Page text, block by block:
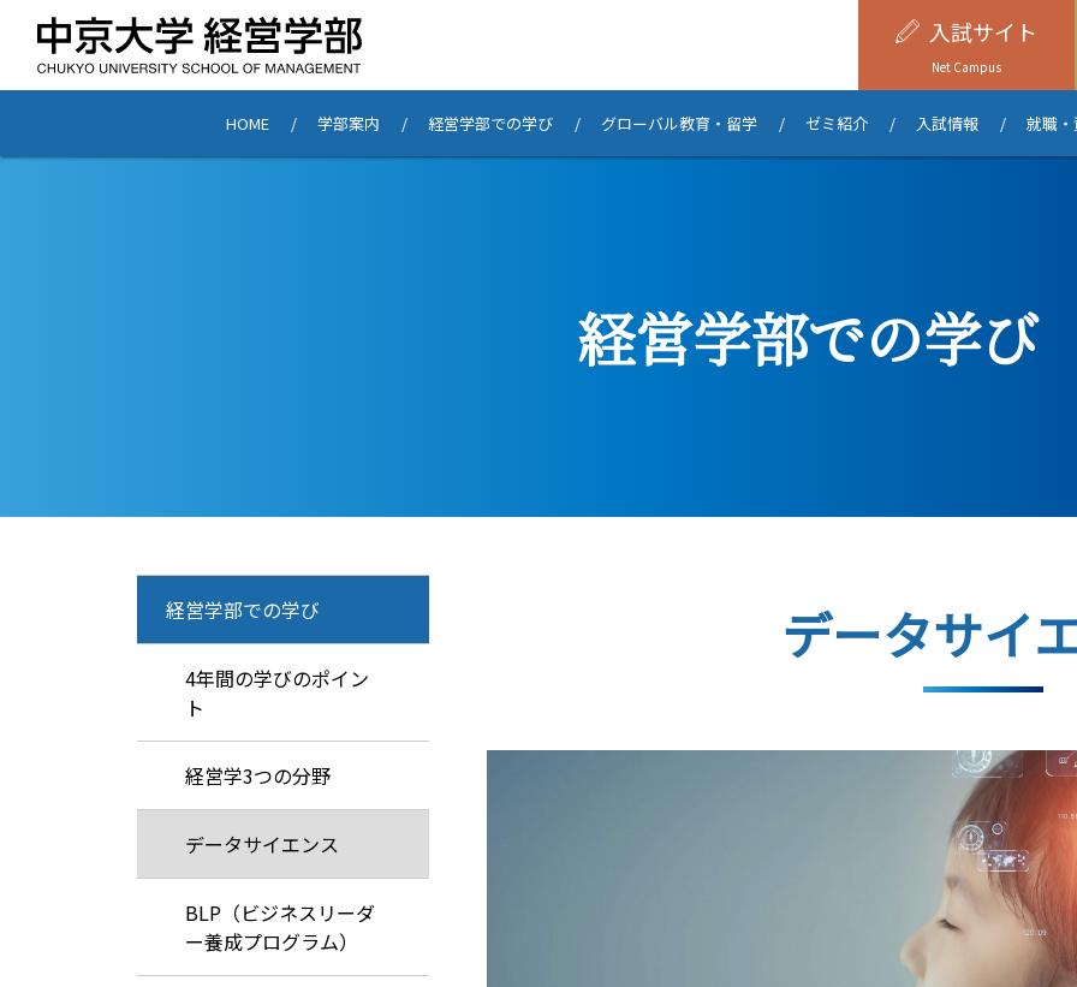
入試サイト
Net Campus
HOME 学部案内 経営学部での学び グローバル教育・留学 ゼミ紹介 入試情報 就職
経営学部での​学び
データサイ
経営学部での学び
4年間の学びのポイン
ト
経営学3つの分野
データサイエンス
BLP（ビジネスリーダ
ー養成プログラム）